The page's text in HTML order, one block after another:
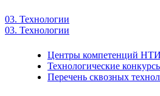
03. Технологии
03. Технологии
Центры компетенций НТИ
Технологические
Перечень сквозных